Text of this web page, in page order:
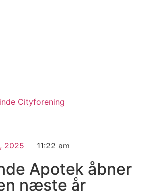
Cityforening
2025 11:22 am
Apotek åbner
næste år